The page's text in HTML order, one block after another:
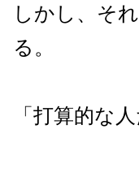
しかし、そ
る。
「打算的な